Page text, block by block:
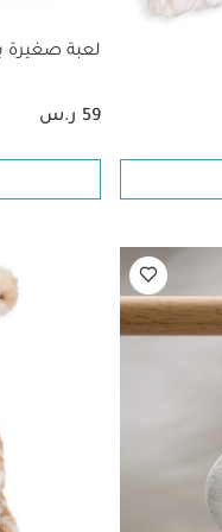
لعبة صغيرة
59 ر.س